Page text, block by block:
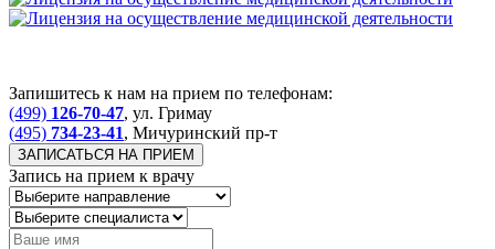
Запишитесь к нам на прием по телефонам:
(499) 126-70-47, ул. Гримау
(495) 734-23-41, Мичуринский пр-т
ЗАПИСАТЬСЯ НА ПРИЕМ
Запись на прием к врачу